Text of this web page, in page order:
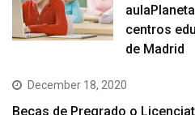
centros
de Madrid
December 18, 2020
Becas de Pregrado o